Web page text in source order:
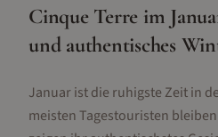
Cinque Terre im
und authentisches
Januar ist die ruhigste Zeit in
meisten Tagestouristen